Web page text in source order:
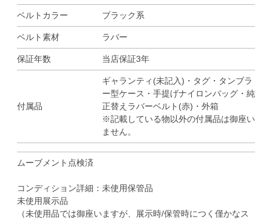
ベルトカラー ブラック系
ベルト素材 ラバー
保証年数 当店保証3年
付属品
ギャランティ(未記入)・タグ・タンブラ
ー型ケース・手提げナイロンバッグ・純
正替えラバーベルト(赤)・外箱
※記載している物以外の付属品は御座い
ません。
ムーブメント点検済
コンディション詳細：未使用保管品
未使用展示品
（未使用品では御座いますが、展示時/保管時につく僅かなス